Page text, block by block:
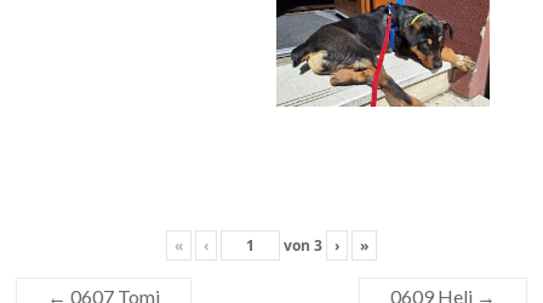
« ‹ von 3 › »
← 0607 Tomi 0609 Heli →